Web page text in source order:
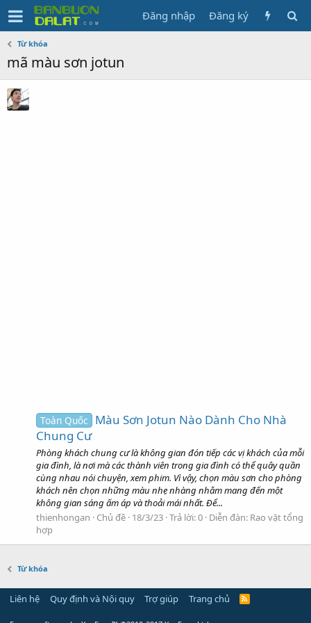
Đăng nhập Đăng ký
Từ khóa
mã màu sơn jotun
Toàn Quốc
Màu Sơn Jotun Nào Dành Cho Nhà
Chung Cư
Phòng khách chung cư là không gian đón tiếp các vị khách của mỗi
gia đình, là nơi mà các thành viên trong gia đình có thể quây quần
cùng nhau nói chuyện, xem phim. Vì vậy, chọn màu sơn cho phòng
khách nên chọn những màu nhẹ nhàng nhằm mang đến một
không gian sáng ấm áp và thoải mái nhất. Để...
thienhongan
Chủ đề 18/3/23 Trả lời: 0 Diễn đàn: Rao vặt tổng
hợp
Từ khóa
Liên hệ Quy định và Nội quy Trợ giúp Trang chủ